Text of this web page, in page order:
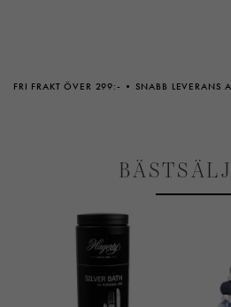
FRI FRAKT ÖVER 299:- SNABB LEVERANS